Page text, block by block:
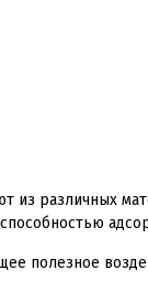
различных
полезное